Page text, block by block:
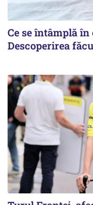
Ce se întâmplă
Descoperirea